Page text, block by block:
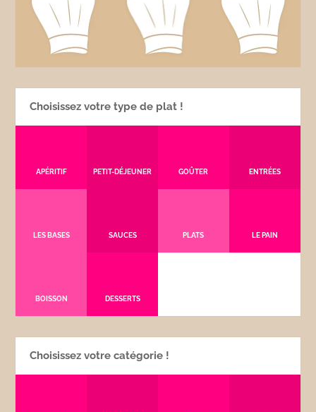
Choisissez votre type de plat !
APÉRITIF PETIT-DÉJEUNER GOÛTER ENTRÉES
LES BASES SAUCES PLATS LE PAIN
BOISSON DESSERTS
Choisissez votre catégorie !